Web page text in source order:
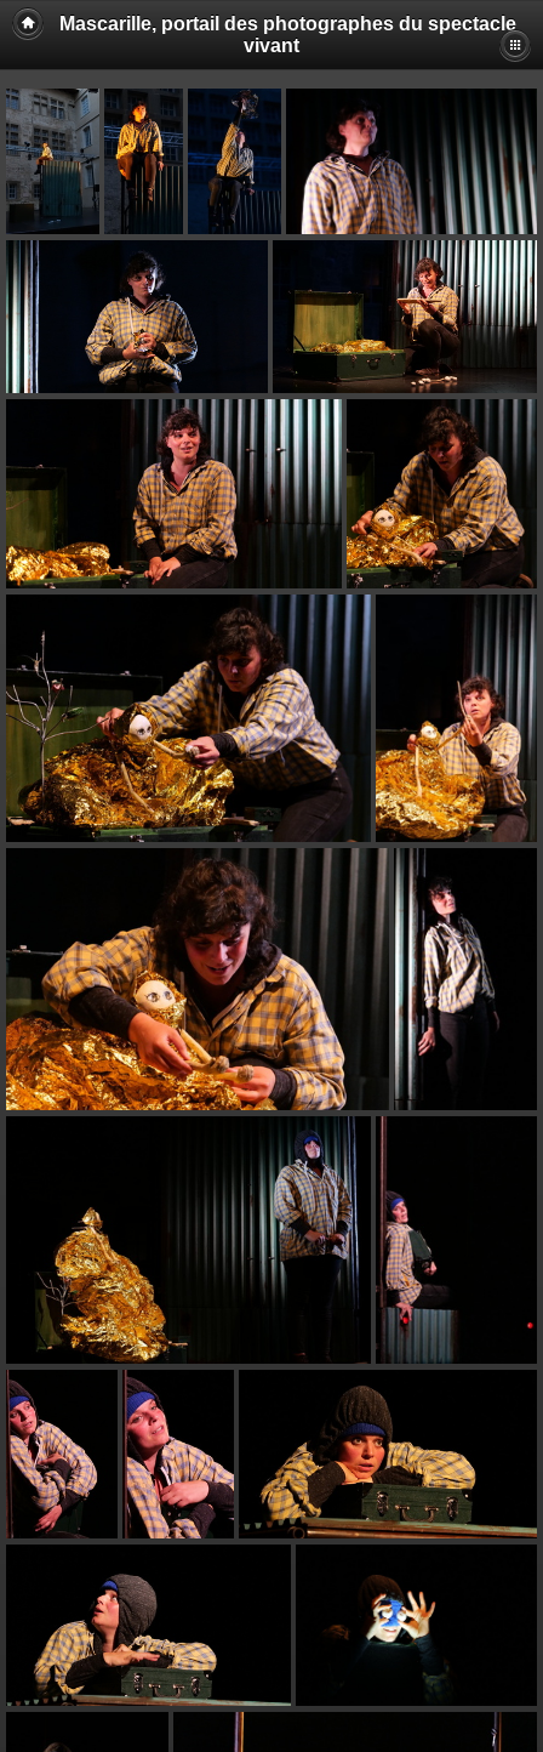
Mascarille, portail des photographes du spectacle
vivant